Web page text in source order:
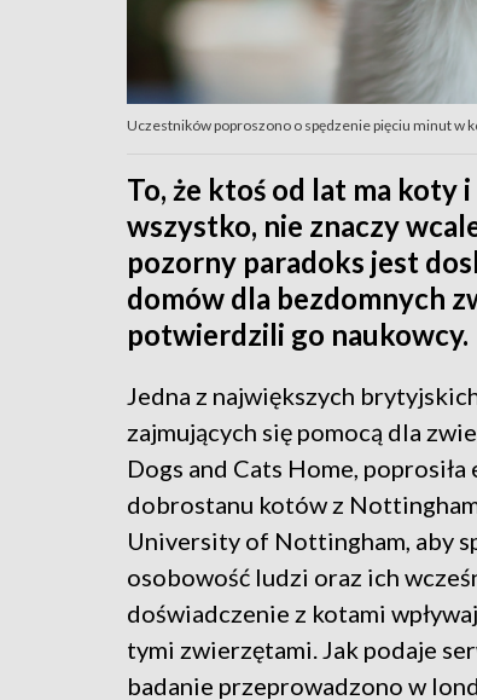
Uczestników poproszono o spędzenie pięciu minut w
To, że ktoś od lat ma koty
wszystko, nie znaczy
pozorny paradoks jest
domów dla bezdomnych
potwierdzili go naukowcy.
Jedna z największych
zajmujących się pomocą dla
Dogs and Cats Home,
dobrostanu kotów z
University of Nottingham, aby
osobowość ludzi oraz ich
doświadczenie z kotami
tymi zwierzętami. Jak podaje
badanie przeprowadzono w